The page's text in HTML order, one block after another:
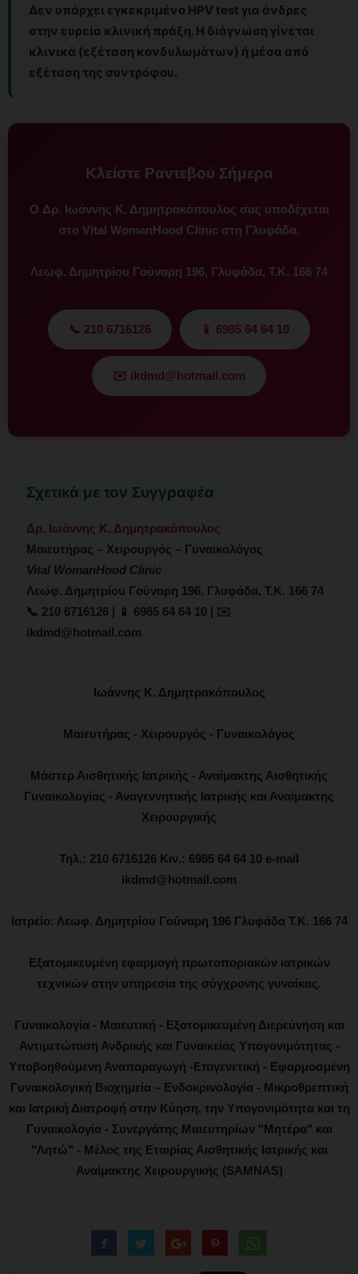
Δεν υπάρχει εγκεκριμένο HPV test για άνδρες
στην ευρεία κλινική πράξη. Η διάγνωση γίνεται
κλινικά (εξέταση κονδυλωμάτων) ή μέσα από
εξέταση της συντρόφου.
Κλείστε Ραντεβού Σήμερα
Ο Δρ. Ιωάννης Κ. Δημητρακόπουλος σας υποδέχεται
στο Vital WomanHood Clinic στη Γλυφάδα.
Λεωφ. Δημητρίου Γούναρη 196, Γλυφάδα, Τ.Κ. 166 74
📞 210 6716126 📱 6985 64 64 10
✉️ ikdmd@hotmail.com
Σχετικά με τον Συγγραφέα
Δρ. Ιωάννης Κ. Δημητρακόπουλος
Μαιευτήρας – Χειρουργός – Γυναικολόγος
Vital WomanHood Clinic
Λεωφ. Δημητρίου Γούναρη 196, Γλυφάδα, Τ.Κ. 166 74
📞 210 6716126 | 📱 6985 64 64 10 | ✉️
ikdmd@hotmail.com
Ιωάννης Κ. Δημητρακόπουλος
Μαιευτήρας - Χειρουργός - Γυναικολόγος
Μάστερ Αισθητικής Ιατρικής - Αναίμακτης Αισθητικής
Γυναικολογίας - Αναγεννητικής Ιατρικής και Αναίμακτης
Χειρουργικής
Τηλ.: 210 6716126 Κιν.: 6985 64 64 10 e-mail
ikdmd@hotmail.com
Ιατρείο: Λεωφ. Δημητρίου Γούναρη 196 Γλυφάδα Τ.Κ. 166 74
Εξατομικευμένη εφαρμογή πρωτοποριακών ιατρικών
τεχνικών στην υπηρεσία της σύγχρονης γυναίκας.
Γυναικολογία - Μαιευτική - Εξατομικευμένη Διερεύνηση και
Αντιμετώπιση Ανδρικής και Γυναικείας Υπογονιμότητας -
Υποβοηθούμενη Αναπαραγωγή -Επιγενετική - Εφαρμοσμένη
Γυναικολογική Βιοχημεία – Ενδοκρινολογία - Μικροθρεπτική
και Ιατρική Διατροφή στην Κύηση, την Υπογονιμότητα και τη
Γυναικολογία - Συνεργάτης Μαιευτηρίων "Μητέρα" και
"Λητώ" - Μέλος της Εταιρίας Αισθητικής Ιατρικής και
Αναίμακτης Χειρουργικής (SAMNAS)